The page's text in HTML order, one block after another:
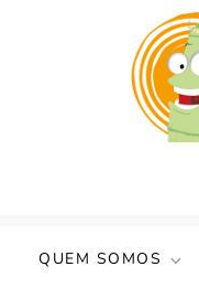
QUEM SOMOS